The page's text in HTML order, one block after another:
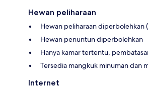
Hewan peliharaan
Hewan peliharaan diperbolehkan
Hewan penuntun diperbolehkan
Hanya kamar tertentu,
Tersedia mangkuk minuman dan
Internet